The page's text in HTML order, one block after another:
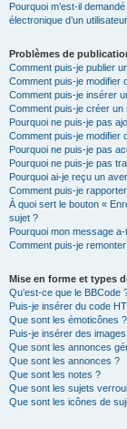
Pourquoi m’est-il
électronique d’un
Problèmes de
Comment puis-je publier
Comment puis-je modifier
Comment puis-je insérer
Comment puis-je créer un
Pourquoi ne puis-je pas
Comment puis-je modifier
Pourquoi ne puis-je pas
Pourquoi ne puis-je pas
Pourquoi ai-je reçu un
Comment puis-je
À quoi sert le bouton «
sujet ?
Pourquoi mon message
Comment puis-je
Mise en forme et types
Qu’est-ce que le BBCode
Puis-je insérer du code
Que sont les émoticônes ?
Puis-je insérer des
Que sont les annonces
Que sont les annonces ?
Que sont les notes ?
Que sont les sujets
Que sont les icônes de